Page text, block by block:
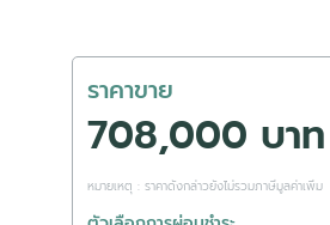
ราคาขาย
708,000 บาท
หมายเหตุ : ราคาดังกล่าวยังไม่รวมภาษีมูลค่าเพิ่ม